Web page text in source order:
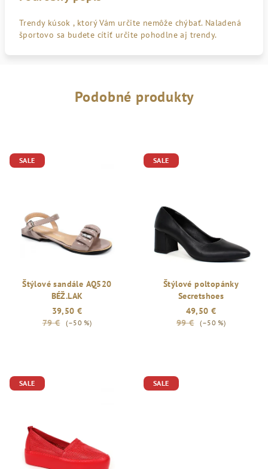
Trendy kúsok , ktorý Vám určite nemôže chýbať. Naladená
športovo sa budete cítiť určite pohodlne aj trendy.
Podobné produkty
SALE
Štýlové sandále AQ520
BÉŽ.LAK
39,50 €
79 €
(–50 %)
SALE
Štýlové poltopánky
Secretshoes
49,50 €
99 €
(–50 %)
SALE SALE